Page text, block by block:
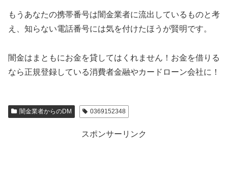
もうあなたの携帯番号は闇金業者に流出しているものと考
え、知らない電話番号には気を付けたほうが賢明です。
闇金はまともにお金を貸してはくれません！お金を借りる
なら正規登録している消費者金融やカードローン会社に！
闇金業者からのDM 0369152348
スポンサーリンク